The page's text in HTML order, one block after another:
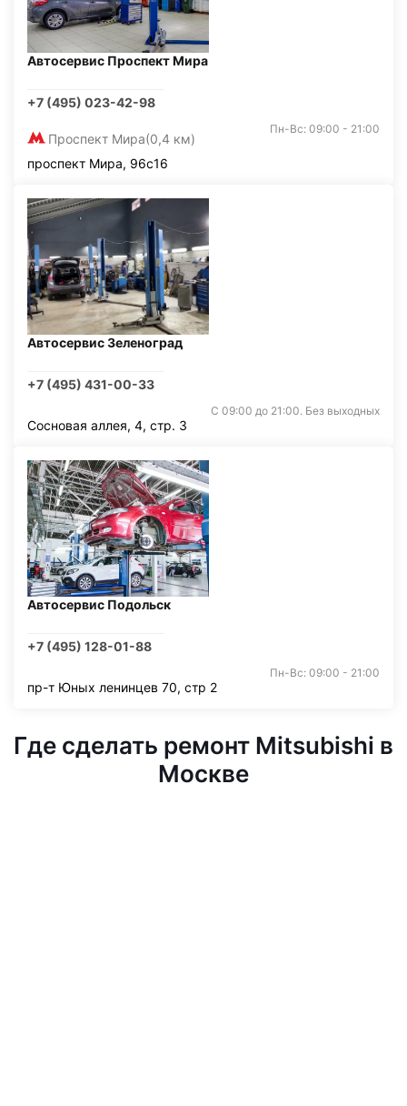
Автосервис Проспект Мира
+7 (495) 023-42-98
Проспект Мира(0,4 км)
Пн-Вс: 09:00 - 21:00
проспект Мира, 96с16
Автосервис Зеленоград
+7 (495) 431-00-33
С 09:00 до 21:00. Без выходных
Сосновая аллея, 4, стр. 3
Автосервис Подольск
+7 (495) 128-01-88
Пн-Вс: 09:00 - 21:00
пр-т Юных ленинцев 70, стр 2
Где сделать ремонт Mitsubishi в
Москве